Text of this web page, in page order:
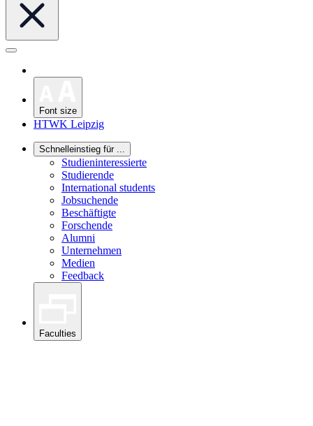
Font size
HTWK Leipzig
Schnelleinstieg für ...
Studieninteressierte
Studierende
International students
Jobsuchende
Beschäftigte
Forschende
Alumni
Unternehmen
Medien
Feedback
Faculties